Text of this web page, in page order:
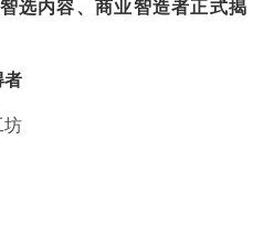
选内容、商业智造者正式揭
者
坊